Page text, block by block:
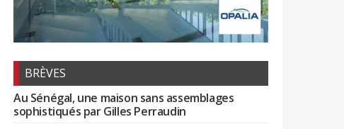
BRÈVES
Au Sénégal, une maison sans assemblages
sophistiqués par Gilles Perraudin